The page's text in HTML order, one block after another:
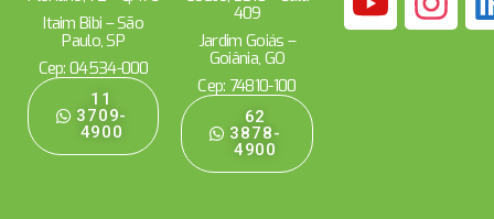
Itaim Bibi – São
Paulo, SP
Cep: 04534-000
11
3709-
4900
409
Jardim Goiás –
Goiânia, GO
Cep: 74810-100
62
3878-
4900